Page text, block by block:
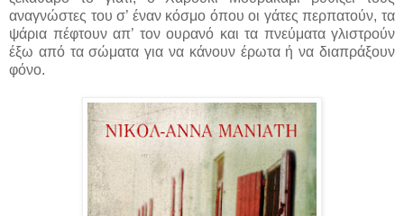
αναγνώστες του σ’ έναν κόσμο όπου οι γάτες περπατούν, τα
ψάρια πέφτουν απ’ τον ουρανό και τα πνεύματα γλιστρούν
έξω από τα σώματα για να κάνουν έρωτα ή να διαπράξουν
φόνο.